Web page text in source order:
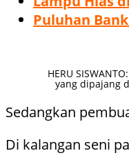
Puluhan
HERU
yang dipajang
Sedangkan
Di kalangan seni